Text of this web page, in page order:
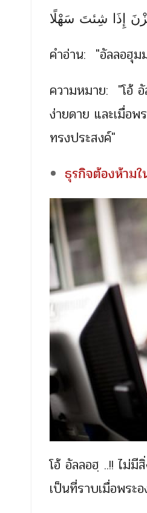
إِذَا شِئتَ سَهْلًا
คำอ่าน: "อัลลอฮุม
ความหมาย: "โอ้ อั
ง่ายดาย และเมื่อพ
ทรงประสงค์"
ธุรกิจต้องห้าม
โอ้ อัลลอฮฺ ..!! ไม่มี
เป็นที่ราบเมื่อพระ